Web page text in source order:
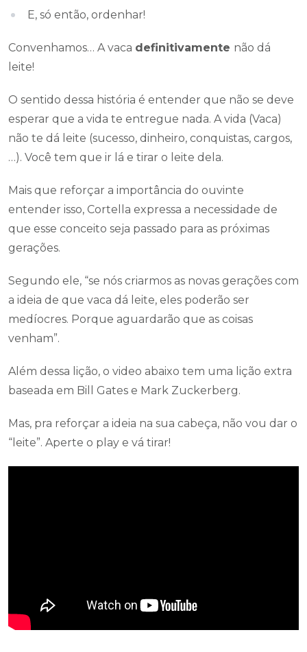
E, só então, ordenhar!
Convenhamos… A vaca definitivamente não dá
leite!
O sentido dessa história é entender que não se deve
esperar que a vida te entregue nada. A vida (Vaca)
não te dá leite (sucesso, dinheiro, conquistas, cargos,
…). Você tem que ir lá e tirar o leite dela.
Mais que reforçar a importância do ouvinte
entender isso, Cortella expressa a necessidade de
que esse conceito seja passado para as próximas
gerações.
Segundo ele, “se nós criarmos as novas gerações com
a ideia de que vaca dá leite, eles poderão ser
medíocres. Porque aguardarão que as coisas
venham”.
Além dessa lição, o video abaixo tem uma lição extra
baseada em Bill Gates e Mark Zuckerberg.
Mas, pra reforçar a ideia na sua cabeça, não vou dar o
“leite”. Aperte o play e vá tirar!